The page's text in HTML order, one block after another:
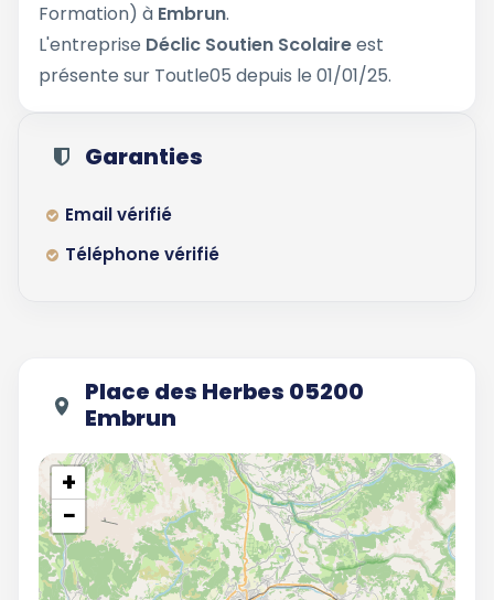
Formation) à Embrun.
L'entreprise Déclic Soutien Scolaireest
présente sur Toutle05 depuis le 01/01/25.
Garanties
Email vérifié
Téléphone vérifié
Place des Herbes 05200
Embrun
+
−